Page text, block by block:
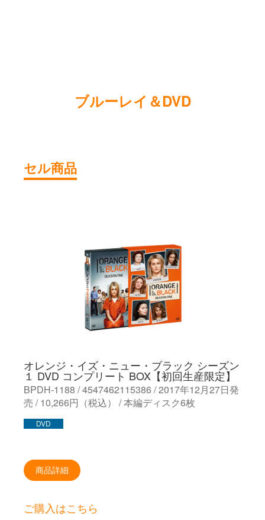
ブルーレイ＆DVD
セル商品
オレンジ・イズ・ニュー・ブラック シーズン
１ DVD コンプリート BOX【初回生産限定】
BPDH-1188 / 4547462115386 / 2017年12月27日発
売 / 10,266円（税込） / 本編ディスク6枚
DVD
商品詳細
ご購入はこちら